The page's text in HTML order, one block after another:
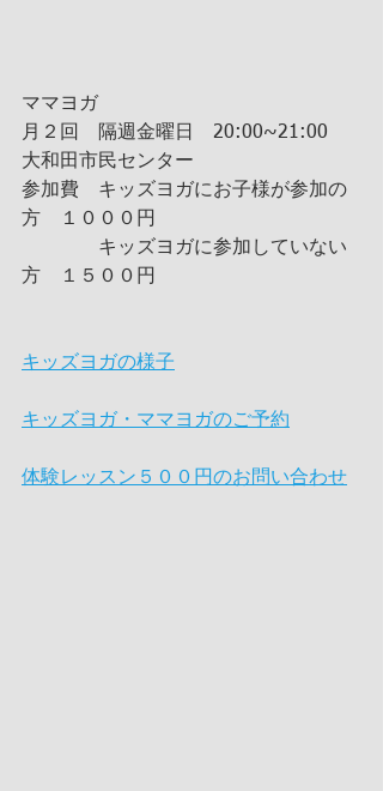
ママヨガ
月２回　隔週金曜日　20:00~21:00
大和田市民センター
参加費　キッズヨガにお子様が参加の
方　１０００円
キッズヨガに参加していない
方　１５００円
キッズヨガの様子
キッズヨガ・ママヨガのご予約
体験レッスン５００円のお問い合わせ